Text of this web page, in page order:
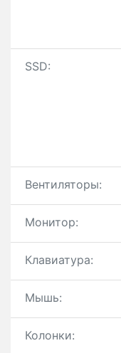
SSD:
Вентиляторы:
Монитор:
Клавиатура:
Мышь:
Колонки: